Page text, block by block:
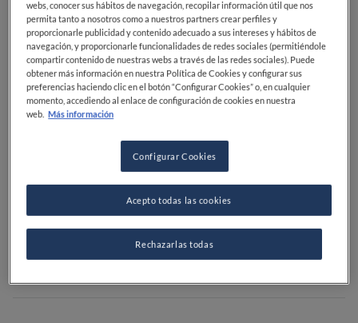
lugar Reboredo, 7336980O GrovePontevedraEspaña
CERRADO Abre elSábado,13:00-15:00, 21:00-22:00
VER HORARIOS
webs, conocer sus hábitos de navegación, recopilar información útil que nos
permita tanto a nosotros como a nuestros partners crear perfiles y
proporcionarle publicidad y contenido adecuado a sus intereses y hábitos de
navegación, y proporcionarle funcionalidades de redes sociales (permitiéndole
compartir contenido de nuestras webs a través de las redes sociales). Puede
obtener más información en nuestra Política de Cookies y configurar sus
preferencias haciendo clic en el botón “Configurar Cookies” o, en cualquier
momento, accediendo al enlace de configuración de cookies en nuestra
web. Más información
Configurar Cookies
Rechazarlas todas
Acepto todas las cookies